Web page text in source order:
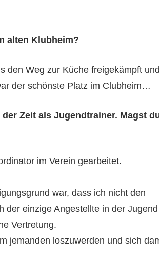
alten Klubheim?
den Weg zur Küche freigekämpft und
der schönste Platz im Clubheim…
der Zeit als Jugendtrainer. Magst
im Verein gearbeitet.
war, dass ich nicht den
der einzige Angestellte in der Jugend
Vertretung.
jemanden loszuwerden und sich